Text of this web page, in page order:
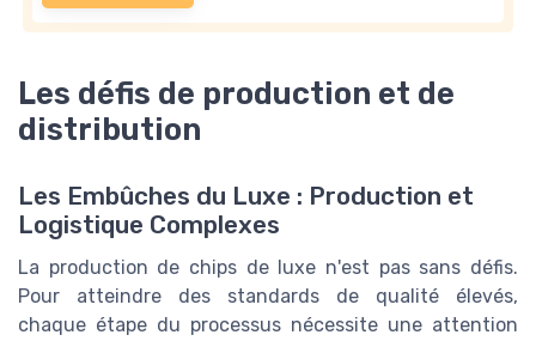
Les défis de production et de
distribution
Les Embûches du Luxe : Production et
Logistique Complexes
La production de chips de luxe n'est pas sans défis.
Pour atteindre des standards de qualité élevés,
chaque étape du processus nécessite une attention